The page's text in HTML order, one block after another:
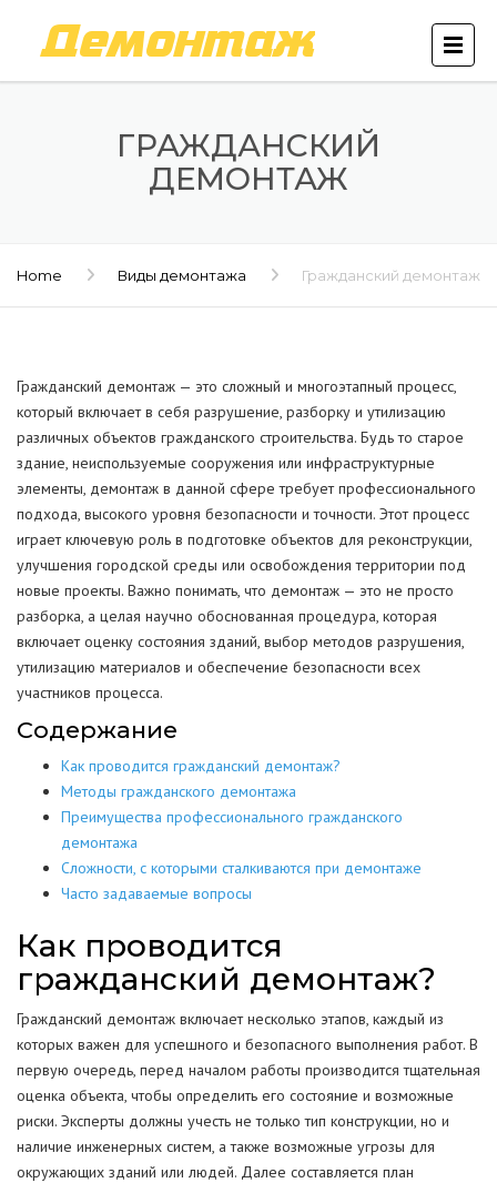
ГРАЖДАНСКИЙ
ДЕМОНТАЖ
Home Виды демонтажа Гражданский демонтаж
Гражданский демонтаж — это сложный и многоэтапный процесс,
который включает в себя разрушение, разборку и утилизацию
различных объектов гражданского строительства. Будь то старое
здание, неиспользуемые сооружения или инфраструктурные
элементы, демонтаж в данной сфере требует профессионального
подхода, высокого уровня безопасности и точности. Этот процесс
играет ключевую роль в подготовке объектов для реконструкции,
улучшения городской среды или освобождения территории под
новые проекты. Важно понимать, что демонтаж — это не просто
разборка, а целая научно обоснованная процедура, которая
включает оценку состояния зданий, выбор методов разрушения,
утилизацию материалов и обеспечение безопасности всех
участников процесса.
Содержание
Как проводится гражданский демонтаж?
Методы гражданского демонтажа
Преимущества профессионального гражданского
демонтажа
Сложности, с которыми сталкиваются при демонтаже
Часто задаваемые вопросы
Как проводится
гражданский демонтаж?
Гражданский демонтаж включает несколько этапов, каждый из
которых важен для успешного и безопасного выполнения работ. В
первую очередь, перед началом работы производится тщательная
оценка объекта, чтобы определить его состояние и возможные
риски. Эксперты должны учесть не только тип конструкции, но и
наличие инженерных систем, а также возможные угрозы для
окружающих зданий или людей. Далее составляется план